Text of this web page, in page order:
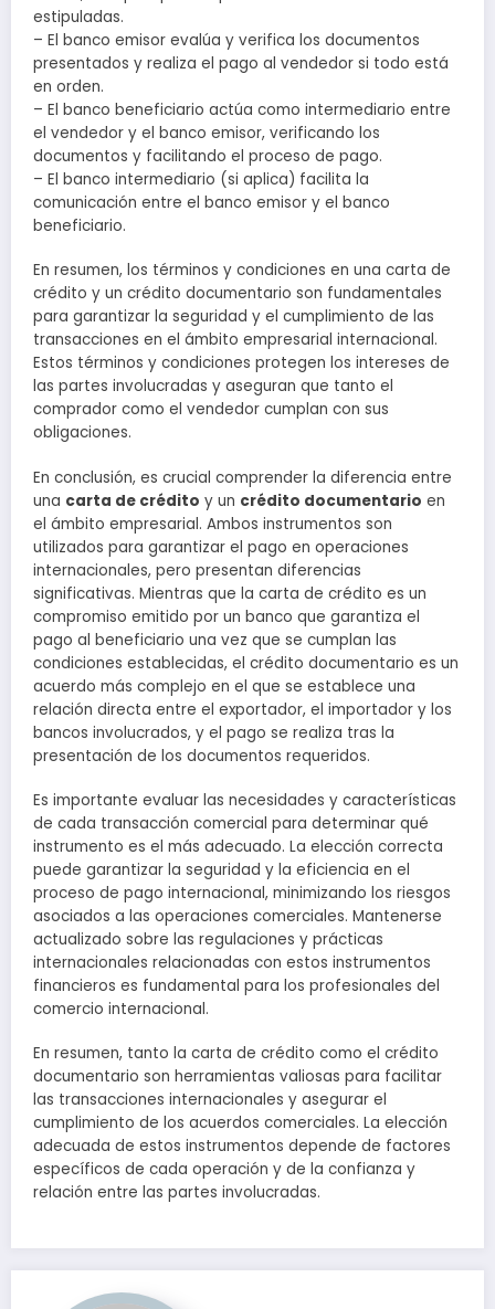
estipuladas.
– El banco emisor evalúa y verifica los documentos
presentados y realiza el pago al vendedor si todo está
en orden.
– El banco beneficiario actúa como intermediario entre
el vendedor y el banco emisor, verificando los
documentos y facilitando el proceso de pago.
– El banco intermediario (si aplica) facilita la
comunicación entre el banco emisor y el banco
beneficiario.
En resumen, los términos y condiciones en una carta de
crédito y un crédito documentario son fundamentales
para garantizar la seguridad y el cumplimiento de las
transacciones en el ámbito empresarial internacional.
Estos términos y condiciones protegen los intereses de
las partes involucradas y aseguran que tanto el
comprador como el vendedor cumplan con sus
obligaciones.
En conclusión, es crucial comprender la diferencia entre
una carta de crédito y un crédito documentario en
el ámbito empresarial. Ambos instrumentos son
utilizados para garantizar el pago en operaciones
internacionales, pero presentan diferencias
significativas. Mientras que la carta de crédito es un
compromiso emitido por un banco que garantiza el
pago al beneficiario una vez que se cumplan las
condiciones establecidas, el crédito documentario es un
acuerdo más complejo en el que se establece una
relación directa entre el exportador, el importador y los
bancos involucrados, y el pago se realiza tras la
presentación de los documentos requeridos.
Es importante evaluar las necesidades y características
de cada transacción comercial para determinar qué
instrumento es el más adecuado. La elección correcta
puede garantizar la seguridad y la eficiencia en el
proceso de pago internacional, minimizando los riesgos
asociados a las operaciones comerciales. Mantenerse
actualizado sobre las regulaciones y prácticas
internacionales relacionadas con estos instrumentos
financieros es fundamental para los profesionales del
comercio internacional.
En resumen, tanto la carta de crédito como el crédito
documentario son herramientas valiosas para facilitar
las transacciones internacionales y asegurar el
cumplimiento de los acuerdos comerciales. La elección
adecuada de estos instrumentos depende de factores
específicos de cada operación y de la confianza y
relación entre las partes involucradas.